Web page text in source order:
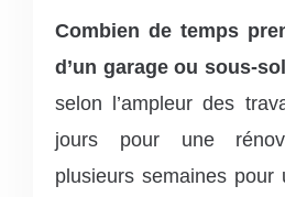
Combien de temps
d’un garage ou sous-
selon l’ampleur des
jours pour une
plusieurs semaines pour